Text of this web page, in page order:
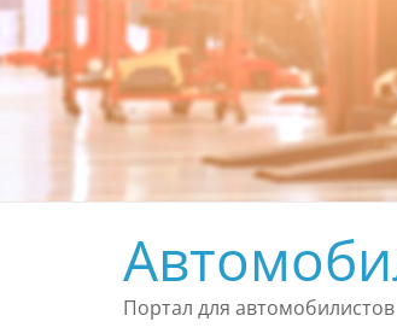
Портал для автомобилистов